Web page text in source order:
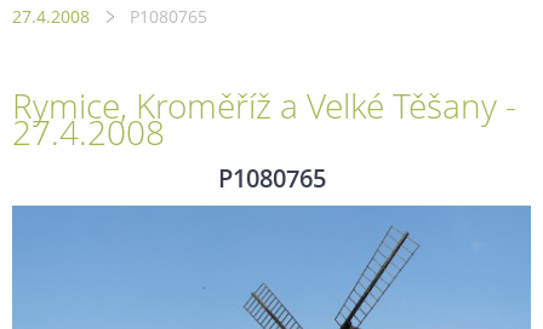
27.4.2008
P1080765
Rymice, Kroměříž a Velké Těšany -
27.4.2008
P1080765